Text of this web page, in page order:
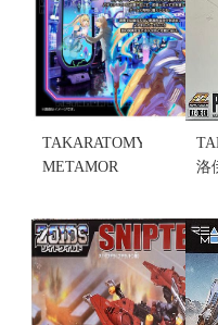
售價:3720
盒
TAKARATOMY
METAMOR
01 斬山碧&
長牙獅(不挑
盒況)(售完缺
貨...
售價:0
洛
共
機
(
售